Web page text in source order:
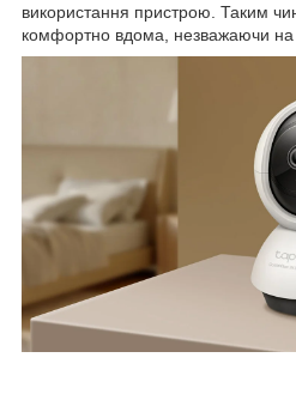
використання пристрою. Таким
комфортно вдома, незважаючи на